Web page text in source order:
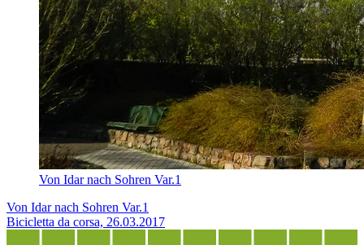
Von Idar nach Sohren Var.1
Von Idar nach Sohren Var.1
Bicicletta da corsa, 26.03.2017